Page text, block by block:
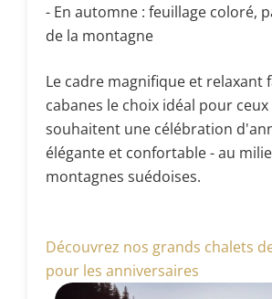
- En automne : feuillage coloré,
de la montagne
Le cadre magnifique et relaxant
cabanes le choix idéal pour
souhaitent une célébration
élégante et confortable - au
montagnes suédoises.
Découvrez nos grands chalets
pour les anniversaires